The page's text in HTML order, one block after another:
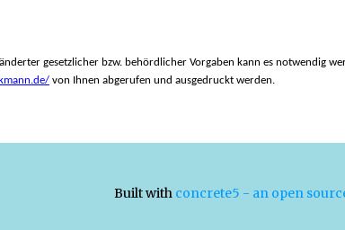
gesetzlicher bzw. behördlicher Vorgaben kann es notwendig
von Ihnen abgerufen und ausgedruckt werden.
Built with concrete5 - an open